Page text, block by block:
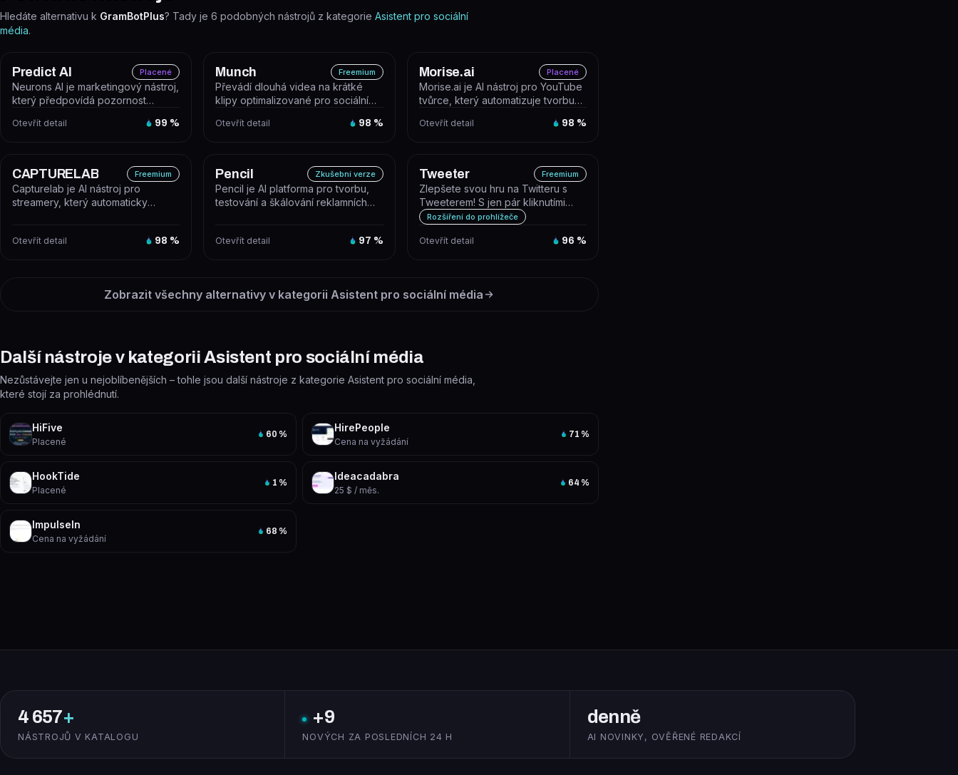
Hledáte alternativu k GramBotPlus? Tady je 6 podobných nástrojů z kategorie Asistent pro sociální
média.
Predict AI Placené
Neurons AI je marketingový nástroj,
který předpovídá pozornost
Otevřít detail 99 %
Munch Freemium
Převádí dlouhá videa na krátké
klipy optimalizované pro sociální
Otevřít detail 98 %
Morise.ai Placené
Morise.ai je AI nástroj pro YouTube
tvůrce, který automatizuje tvorbu
Otevřít detail 98 %
CAPTURELAB Freemium
Capturelab je AI nástroj pro
streamery, který automaticky
Otevřít detail 98 %
Pencil Zkušební verze
Pencil je AI platforma pro tvorbu,
testování a škálování reklamních
Otevřít detail 97 %
Tweeter Freemium
Zlepšete svou hru na Twitteru s
Tweeterem! S jen pár kliknutími
vytvořte personalizované a zajím...
Rozšíření do prohlížeče
Otevřít detail 96 %
Zobrazit všechny alternativy v kategorii Asistent pro sociální média
Další nástroje v kategorii Asistent pro sociální média
Nezůstávejte jen u nejoblíbenějších – tohle jsou další nástroje z kategorie Asistent pro sociální média,
které stojí za prohlédnutí.
HiFive
Placené
60 %
HirePeople
Cena na vyžádání
71 %
HookTide
Placené
1 %
Ideacadabra
25 $ / měs.
64 %
Impulseln
Cena na vyžádání
68 %
4 657+
NÁSTROJŮ V KATALOGU
+9
NOVÝCH ZA POSLEDNÍCH 24 H
denně
AI NOVINKY, OVĚŘENÉ REDAKCÍ